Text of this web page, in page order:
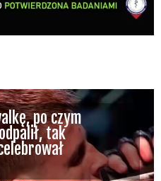
po czym
tak